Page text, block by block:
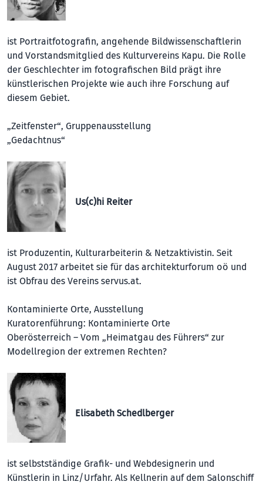
ist Portraitfotografin, angehende Bildwissenschaftlerin
und Vorstandsmitglied des Kulturvereins Kapu. Die Rolle
der Geschlechter im fotografischen Bild prägt ihre
künstlerischen Projekte wie auch ihre Forschung auf
diesem Gebiet.
„Zeitfenster“, Gruppenausstellung
„Gedachtnus“
Us(c)hi Reiter
ist Produzentin, Kulturarbeiterin & Netzaktivistin. Seit
August 2017 arbeitet sie für das architekturforum oö und
ist Obfrau des Vereins servus.at.
Kontaminierte Orte, Ausstellung
Kuratorenführung: Kontaminierte Orte
Oberösterreich – Vom „Heimat­­gau des Führers“ zur
Modellregion der extremen Rechten?
Elisabeth Schedlberger
ist selbstständige Grafik- und Webdesignerin und
Künstlerin in Linz/Urfahr. Als Kellnerin auf dem Salonschiff